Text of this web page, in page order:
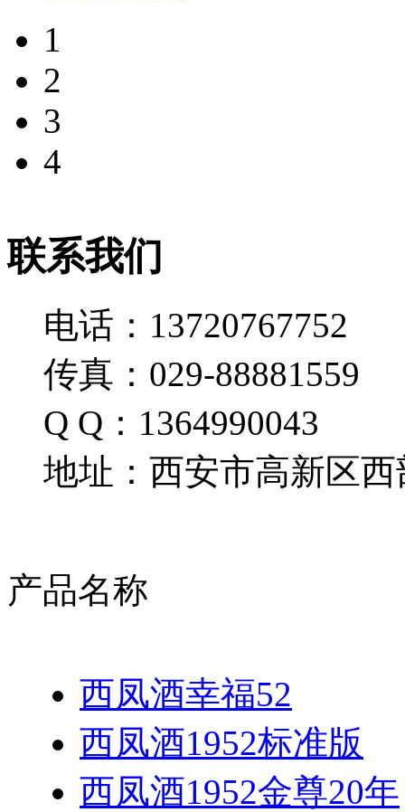
1
2
3
4
联系我们
电话：13720767752
传真：029-88881559
Q Q：1364990043
地址：西安市高新区西
产品名称
西凤酒幸福52
西凤酒1952标准版
西凤酒1952金尊20年